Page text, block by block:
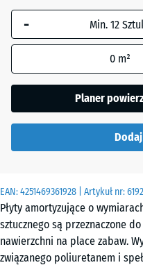
EAN:4251469361928 | Artykuł nr:6192
Płyty amortyzujące o
sztucznego są przeznaczone
nawierzchni na place zabaw.
związanego poliuretanem i
+ 12,50 zł
+ 11,00 zł
łupkowy
Zielony
trawiasty
+ 3,70 zł
niebiesko
obramowany
wymiar jest
obliczenia
zapotrzebowania
(chyba że w
danych produktu
50
x
50
x 3
cm
-
0 m²
Planer